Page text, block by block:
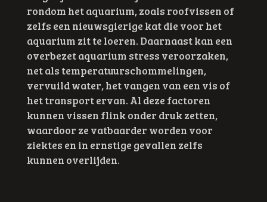
rondom het aquarium, zoals roofvissen of
zelfs een nieuwsgierige kat die voor het
aquarium zit te loeren. Daarnaast kan een
overbezet aquarium stress veroorzaken,
net als temperatuurschommelingen,
vervuild water, het vangen van een vis of
het transport ervan. Al deze factoren
kunnen vissen flink onder druk zetten,
waardoor ze vatbaarder worden voor
ziektes en in ernstige gevallen zelfs
kunnen overlijden.